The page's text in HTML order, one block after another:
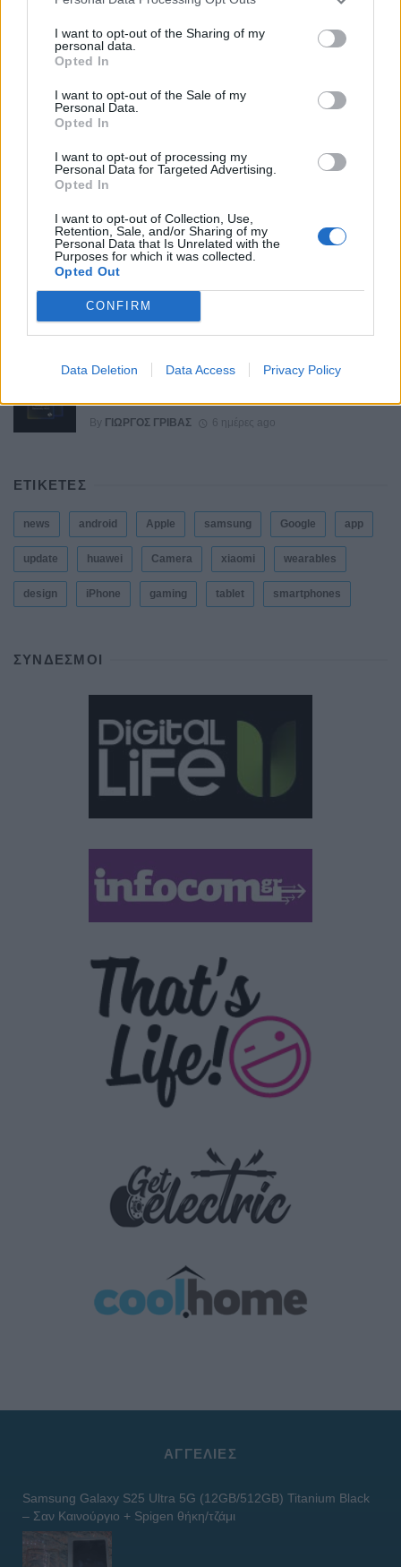
I want to opt-out of the Sharing of my
personal data.
Opted In
I want to opt-out of the Sale of my
Personal Data.
Opted In
I want to opt-out of processing my
Personal Data for Targeted Advertising.
Opted In
I want to opt-out of Collection, Use,
Retention, Sale, and/or Sharing of my
Personal Data that Is Unrelated with the
Purposes for which it was collected.
Opted Out
CONFIRM
Data Deletion Data Access Privacy Policy
By ΓΙΏΡΓΟΣ ΓΡΊΒΑΣ 5 ημέρες ago
Η Lenovo ανεβαίνει στη θέση 153 της λίστας
«Fortune Global 500»
By ΓΙΏΡΓΟΣ ΓΡΊΒΑΣ
Ένα foldable ξεπερνά σε ζήτηση τη ναυαρχίδα
της Samsung
By ΓΙΏΡΓΟΣ ΓΡΊΒΑΣ 6 ημέρες ago
Νέες διαρροές για το ολοκαίνουργιο Pixel
Watch 5
ByΓΙΏΡΓΟΣ ΓΡΊΒΑΣ
Η MediaTek κάνει την ανατροπή στα τσιπ των
By ΓΙΏΡΓΟΣ ΓΡΊΒΑΣ 6 ημέρες ago
ΕΤΙΚΕΤΕΣ
news android Apple samsung Google app
update huawei Camera xiaomi wearables
design iPhone gaming tablet smartphones
ΣΎΝΔΕΣΜΟΙ
ΑΓΓΕΛΊΕΣ
Samsung Galaxy S25 Ultra 5G (12GB/512GB) Titanium Black
– Σαν Καινούργιο + Spigen θήκη/τζάμι